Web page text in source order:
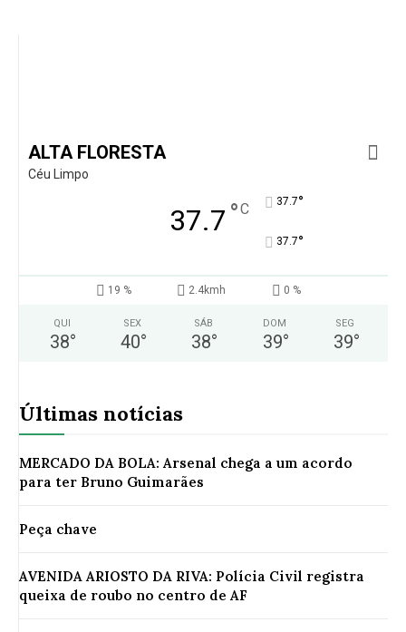
ALTA FLORESTA
Céu Limpo
37.7 °C 37.7°
37.7°
19 % 2.4kmh 0 %
QUI
38°
SEX
40°
SÁB
38°
DOM
39°
SEG
39°
Últimas notícias
MERCADO DA BOLA: Arsenal chega a um acordo
para ter Bruno Guimarães
Peça chave
AVENIDA ARIOSTO DA RIVA: Polícia Civil registra
queixa de roubo no centro de AF